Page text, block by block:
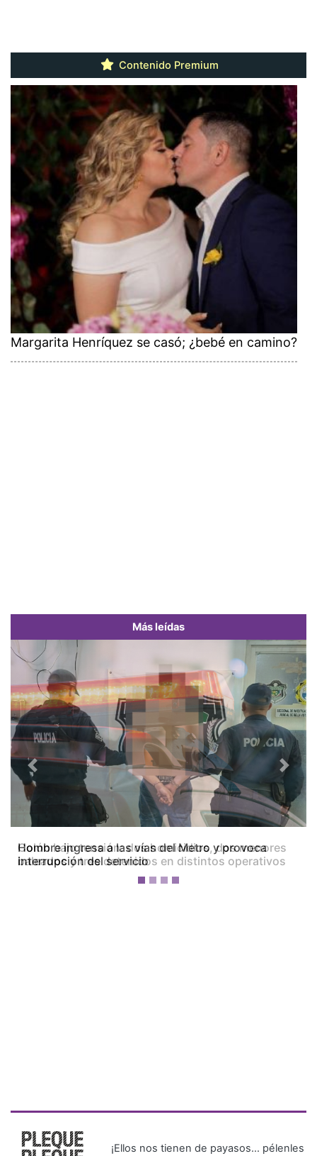
Contenido Premium
Margarita Henríquez se casó; ¿bebé en camino?
Más leídas
Colón bajo tensión: dos homicidios, dos menores
baleados y tres detenidos en distintos operativos
Previous Next
¡Ellos nos tienen de payasos… pélenles